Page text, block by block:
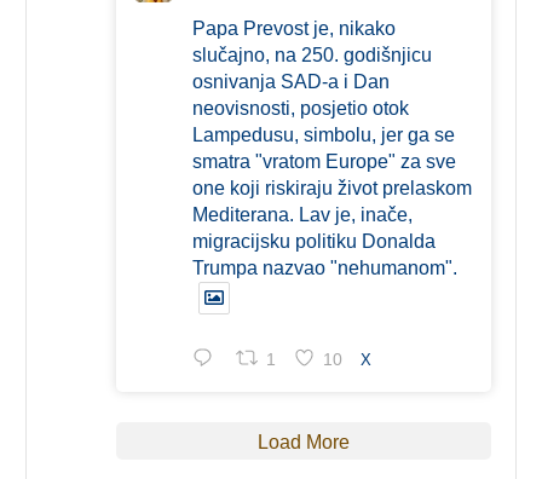
Papa Prevost je, nikako
slučajno, na 250. godišnjicu
osnivanja SAD-a i Dan
neovisnosti, posjetio otok
Lampedusu, simbolu, jer ga se
smatra "vratom Europe" za sve
one koji riskiraju život prelaskom
Mediterana. Lav je, inače,
migracijsku politiku Donalda
Trumpa nazvao "nehumanom".
1 10 X
Load More